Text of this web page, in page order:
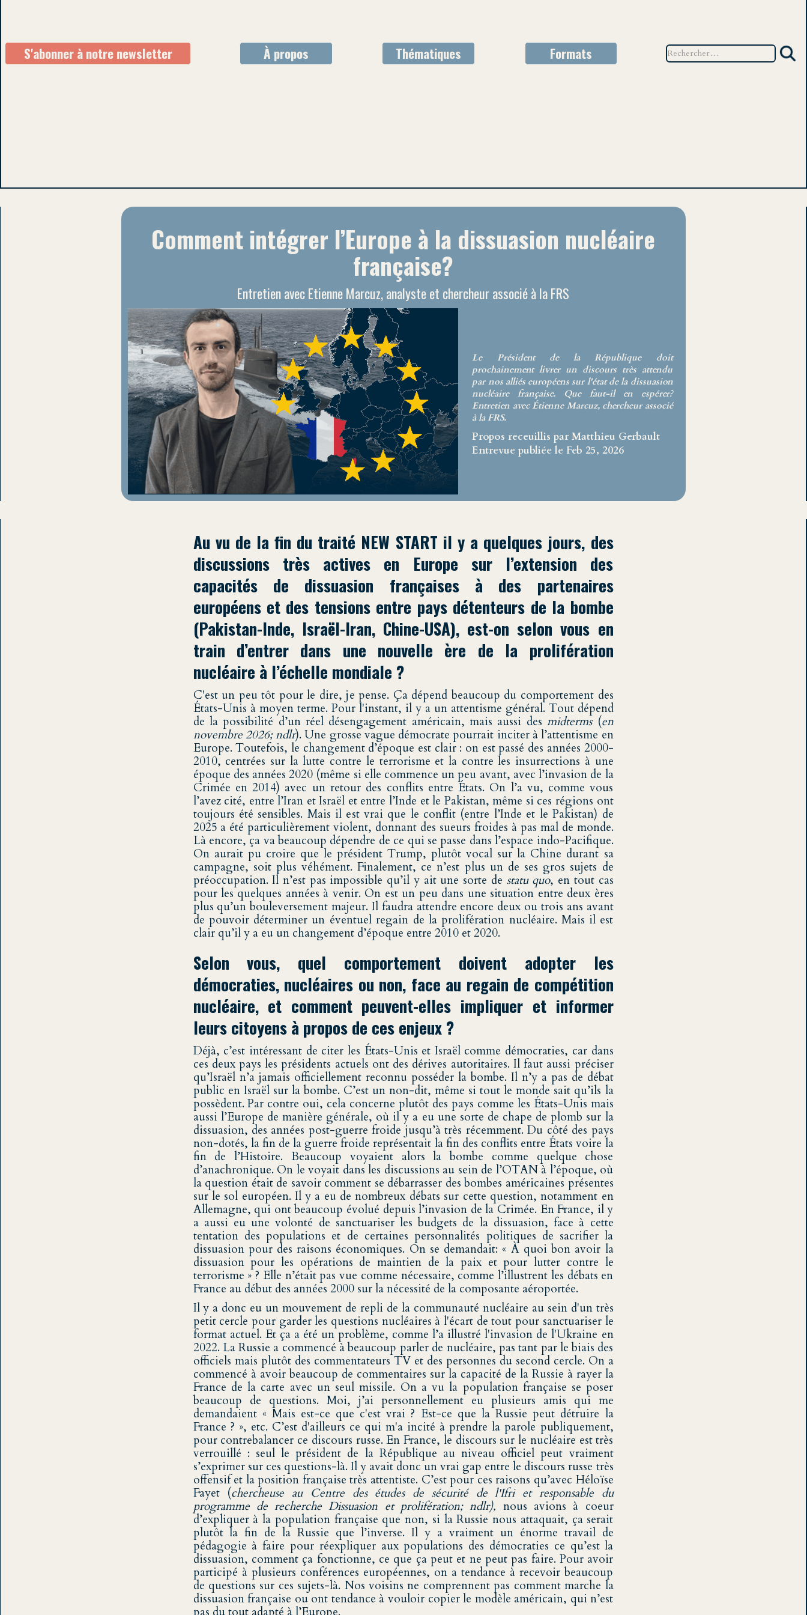
S'abonner à notre newsletter À propos Thématiques Formats
Comment intégrer l’Europe à la dissuasion nucléaire
française?
Entretien avec Etienne Marcuz, analyste et chercheur associé à la FRS
Le Président de la République doit
prochainement livrer un discours très attendu
par nos alliés européens sur l'état de la dissuasion
nucléaire française. Que faut-il en espérer?
Entretien avec Étienne Marcuz, chercheur associé
à la FRS.
Propos receuillis par Matthieu Gerbault
Entrevue publiée le Feb 25, 2026
Au vu de la fin du traité NEW START il y a quelques jours, des
discussions très actives en Europe sur l’extension des
capacités de dissuasion françaises à des partenaires
européens et des tensions entre pays détenteurs de la bombe
(Pakistan-Inde, Israël-Iran, Chine-USA), est-on selon vous en
train d’entrer dans une nouvelle ère de la prolifération
nucléaire à l’échelle mondiale ?
C'est un peu tôt pour le dire, je pense. Ça dépend beaucoup du comportement des
États-Unis à moyen terme. Pour l'instant, il y a un attentisme général. Tout dépend
de la possibilité d’un réel désengagement américain, mais aussi desmidterms (en
novembre 2026; ndlr). Une grosse vague démocrate pourrait inciter à l’attentisme en
Europe. Toutefois, le changement d’époque est clair : on est passé des années 2000-
2010, centrées sur la lutte contre le terrorisme et la contre les insurrections à une
époque des années 2020 (même si elle commence un peu avant, avec l’invasion de la
Crimée en 2014) avec un retour des conflits entre États. On l’a vu, comme vous
l’avez cité, entre l’Iran et Israël et entre l’Inde et le Pakistan, même si ces régions ont
toujours été sensibles. Mais il est vrai que le conflit (entre l’Inde et le Pakistan) de
2025 a été particulièrement violent, donnant des sueurs froides à pas mal de monde.
Là encore, ça va beaucoup dépendre de ce qui se passe dans l’espace indo-Pacifique.
On aurait pu croire que le président Trump, plutôt vocal sur la Chine durant sa
campagne, soit plus véhément. Finalement, ce n’est plus un de ses gros sujets de
préoccupation. Il n’est pas impossible qu’il y ait une sorte de statu quo, en tout cas
pour les quelques années à venir. On est un peu dans une situation entre deux ères
plus qu’un bouleversement majeur. Il faudra attendre encore deux ou trois ans avant
de pouvoir déterminer un éventuel regain de la prolifération nucléaire. Mais il est
clair qu’il y a eu un changement d’époque entre 2010 et 2020.
Selon vous, quel comportement doivent adopter les
démocraties, nucléaires ou non, face au regain de compétition
nucléaire, et comment peuvent-elles impliquer et informer
leurs citoyens à propos de ces enjeux ?
Déjà, c’est intéressant de citer les États-Unis et Israël comme démocraties, car dans
ces deux pays les présidents actuels ont des dérives autoritaires. Il faut aussi préciser
qu’Israël n’a jamais officiellement reconnu posséder la bombe. Il n’y a pas de débat
public en Israël sur la bombe. C’est un non-dit, même si tout le monde sait qu’ils la
possèdent. Par contre oui, cela concerne plutôt des pays comme les États-Unis mais
aussi l’Europe de manière générale, où il y a eu une sorte de chape de plomb sur la
dissuasion, des années post-guerre froide jusqu’à très récemment. Du côté des pays
non-dotés, la fin de la guerre froide représentait la fin des conflits entre États voire la
fin de l’Histoire. Beaucoup voyaient alors la bombe comme quelque chose
d’anachronique. On le voyait dans les discussions au sein de l’OTAN à l’époque, où
la question était de savoir comment se débarrasser des bombes américaines présentes
sur le sol européen. Il y a eu de nombreux débats sur cette question, notamment en
Allemagne, qui ont beaucoup évolué depuis l’invasion de la Crimée. En France, il y
a aussi eu une volonté de sanctuariser les budgets de la dissuasion, face à cette
tentation des populations et de certaines personnalités politiques de sacrifier la
dissuasion pour des raisons économiques. On se demandait: « À quoi bon avoir la
dissuasion pour les opérations de maintien de la paix et pour lutter contre le
terrorisme » ? Elle n’était pas vue comme nécessaire, comme l’illustrent les débats en
France au début des années 2000 sur la nécessité de la composante aéroportée.
Il y a donc eu un mouvement de repli de la communauté nucléaire au sein d'un très
petit cercle pour garder les questions nucléaires à l'écart de tout pour sanctuariser le
format actuel. Et ça a été un problème, comme l’a illustré l'invasion de l'Ukraine en
2022. La Russie a commencé à beaucoup parler de nucléaire, pas tant par le biais des
officiels mais plutôt des commentateurs TV et des personnes du second cercle. On a
commencé à avoir beaucoup de commentaires sur la capacité de la Russie à rayer la
France de la carte avec un seul missile. On a vu la population française se poser
beaucoup de questions. Moi, j’ai personnellement eu plusieurs amis qui me
demandaient « Mais est-ce que c'est vrai ? Est-ce que la Russie peut détruire la
France ? », etc. C’est d'ailleurs ce qui m'a incité à prendre la parole publiquement,
pour contrebalancer ce discours russe. En France, le discours sur le nucléaire est très
verrouillé : seul le président de la République au niveau officiel peut vraiment
s’exprimer sur ces questions-là. Il y avait donc un vrai gap entre le discours russe très
offensif et la position française très attentiste. C’est pour ces raisons qu’avec Héloïse
Fayet (chercheuse au Centre des études de sécurité de l'Ifri et responsable du
programme de recherche Dissuasion et prolifération; ndlr), nous avions à coeur
d’expliquer à la population française que non, si la Russie nous attaquait, ça serait
plutôt la fin de la Russie que l’inverse. Il y a vraiment un énorme travail de
pédagogie à faire pour réexpliquer aux populations des démocraties ce qu’est la
dissuasion, comment ça fonctionne, ce que ça peut et ne peut pas faire. Pour avoir
participé à plusieurs conférences européennes, on a tendance à recevoir beaucoup
de questions sur ces sujets-là. Nos voisins ne comprennent pas comment marche la
dissuasion française ou ont tendance à vouloir copier le modèle américain, qui n’est
pas du tout adapté à l’Europe.